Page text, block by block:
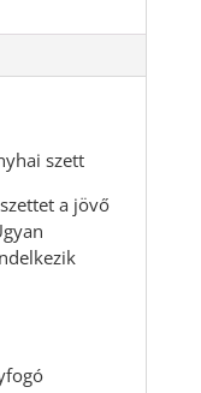
szett
a jövő